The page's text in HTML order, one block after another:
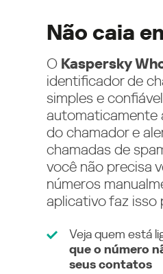
Não caia
O Kaspersky
identificador de
simples e
automaticamente
do chamador e
chamadas de
você não precisa
números
aplicativo faz isso
Veja quem está
que o número
seus contatos